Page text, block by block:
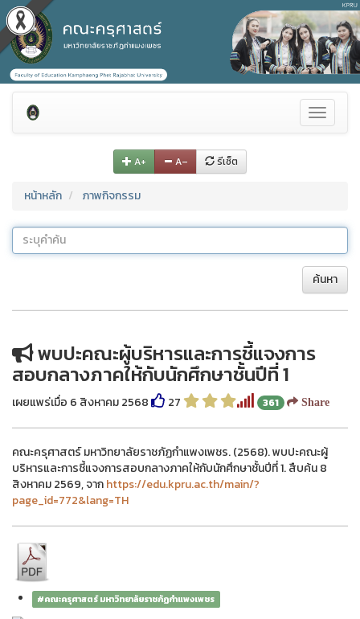
Toggle
A+ A– รีเซ็ต
หน้าหลัก ภาพกิจกรรม
ค้นหา
พบปะคณะผู้บริหารและการชี้แจงการ
สอบกลางภาคให้กับนักศึกษาชั้นปีที่ 1
เผยแพร่เมื่อ 6 สิงหาคม 2568 27 361 Share
คณะครุศาสตร์ มหาวิทยาลัยราชภัฏกำแพงเพชร. (2568). พบปะคณะผู้
บริหารและการชี้แจงการสอบกลางภาคให้กับนักศึกษาชั้นปีที่ 1. สืบค้น 8
สิงหาคม 2569, จากhttps://edu.kpru.ac.th/main/?
page_id=772&lang=TH
#คณะครุศาสตร์ มหาวิทยาลัยราชภัฏกำแพงเพชร